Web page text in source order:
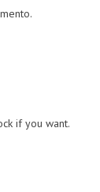
if you want.